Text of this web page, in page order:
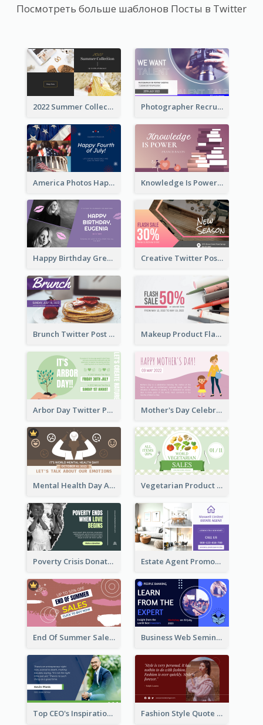
Посмотреть больше шаблонов Посты в Twitter
2022 Summer Collection Discount Twitter Post Photographer Recruit Twitter Post
America Photos Happy 4th Of July Twitter Post Knowledge Is Power Quote Twitter Post
Happy Birthday Greetings Lips Stickers Twitter Post Creative Twitter Post
Brunch Twitter Post Makeup Product Flash Sale Twitter Post
Arbor Day Twitter Post Mother's Day Celebration Twitter Post
Mental Health Day Awareness Twitter Post Vegetarian Product Discount Twitter Post
Poverty Crisis Donation Twitter Post Estate Agent Promote Twitter Post Design Idea
End Of Summer Sale Twitter Post Design Idea Business Web Seminar Twitter Post Design Idea
Top CEO's Inspirational Quote Twitter Post Fashion Style Quote Twitter Post